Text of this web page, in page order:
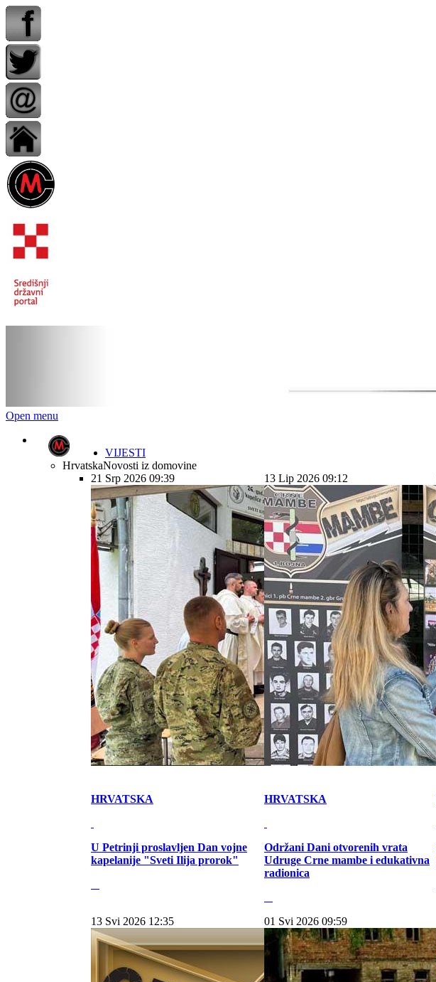
Open menu
VIJESTI
HrvatskaNovosti iz domovine
21 Srp 2026 09:39
HRVATSKA
U Petrinji proslavljen Dan vojne
kapelanije "Sveti Ilija prorok"
13 Lip 2026 09:12
HRVATSKA
Održani Dani otvorenih vrata
Udruge Crne mambe i edukativna
radionica
13 Svi 2026 12:35 01 Svi 2026 09:59